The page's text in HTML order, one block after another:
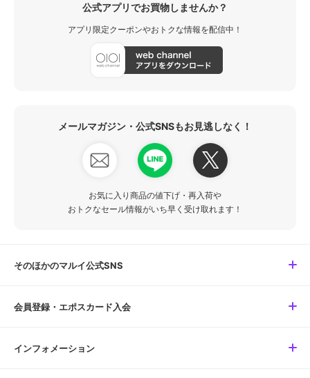
公式アプリでお買物しませんか？
アプリ限定クーポンやおトクな情報を配信中！
メールマガジン・公式SNSもお見逃しなく！
お気に入り商品の値下げ・再入荷や
おトクなセール情報がいち早く受け取れます！
そのほかのマルイ公式SNS
会員登録・エポスカード入会
インフォメーション